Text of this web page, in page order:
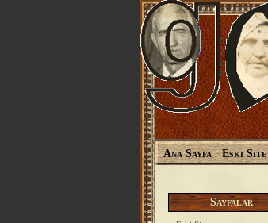
ö
z
e
n
Ana Sayfa Eski Site
Sayfalar